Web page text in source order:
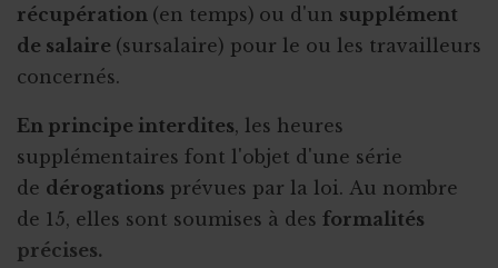
récupération (en temps) ou d'un supplément
de salaire (sursalaire) pour le ou les travailleurs
concernés.
En principe interdites, les heures
supplémentaires font l'objet d'une série
de dérogations prévues par la loi. Au nombre
de 15, elles sont soumises à des formalités
précises.